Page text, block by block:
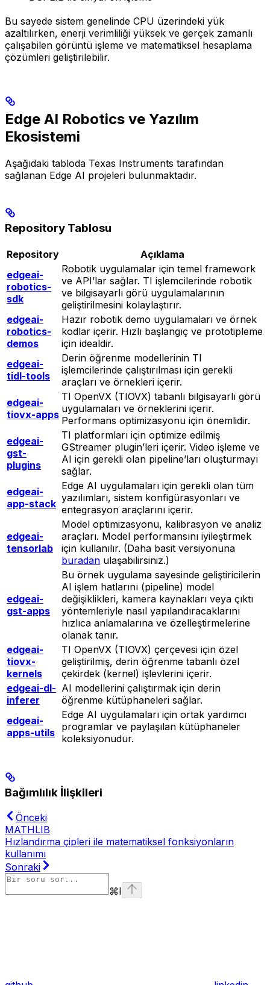
Bu sayede sistem genelinde CPU üzerindeki yük
azaltılırken, enerji verimliliği yüksek ve gerçek zamanlı
çalışabilen görüntü işleme ve matematiksel hesaplama
çözümleri geliştirilebilir.
Edge AI Robotics ve Yazılım
Ekosistemi
Aşağıdaki tabloda Texas Instruments tarafından
sağlanan Edge AI projeleri bulunmaktadır.
Repository Tablosu
Repository
Açıklama
edgeai-
robotics-
sdk
Robotik uygulamalar için temel framework
ve API’lar sağlar. TI işlemcilerinde robotik
ve bilgisayarlı görü uygulamalarının
geliştirilmesini kolaylaştırır.
edgeai-
robotics-
demos
Hazır robotik demo uygulamaları ve örnek
kodlar içerir. Hızlı başlangıç ve prototipleme
için idealdir.
edgeai-
tidl-tools
Derin öğrenme modellerinin TI
işlemcilerinde çalıştırılması için gerekli
araçları ve örnekleri içerir.
edgeai-
tiovx-apps
TI OpenVX (TIOVX) tabanlı bilgisayarlı görü
uygulamaları ve örneklerini içerir.
Performans optimizasyonu için önemlidir.
edgeai-
gst-
plugins
TI platformları için optimize edilmiş
GStreamer plugin’leri içerir. Video işleme ve
AI için gerekli olan pipeline’ları oluşturmayı
sağlar.
edgeai-
app-stack
Edge AI uygulamaları için gerekli olan tüm
yazılımları, sistem konfigürasyonları ve
entegrasyon araçlarını içerir.
edgeai-
tensorlab
Model optimizasyonu, kalibrasyon ve analiz
araçları. Model performansını iyileştirmek
için kullanılır. (Daha basit versiyonuna
buradan ulaşabilirsiniz.)
edgeai-
gst-apps
Bu örnek uygulama sayesinde geliştiricilerin
AI işlem hatlarını (pipeline) model
değişiklikleri, kamera kaynakları veya çıktı
yöntemleriyle nasıl yapılandıracaklarını
hızlıca anlamalarına ve özelleştirmelerine
olanak tanır.
edgeai-
tiovx-
kernels
TI OpenVX (TIOVX) çerçevesi için özel
geliştirilmiş, derin öğrenme tabanlı özel
çekirdek (kernel) işlevlerini içerir.
edgeai-dl-
inferer
AI modellerini çalıştırmak için derin
öğrenme kütüphaneleri sağlar.
edgeai-
apps-utils
Edge AI uygulamaları için ortak yardımcı
programlar ve paylaşılan kütüphaneler
koleksiyonudur.
Bağımlılık İlişkileri
Önceki
MATHLIB
Hızlandırma çipleri ile matematiksel fonksiyonların
kullanımı
Sonraki
⌘I